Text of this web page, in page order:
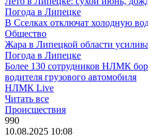
Погода в Липецке
В Сселках отключат холодную
Общество
Жара в Липецкой области
Погода в Липецке
Более 130 сотрудников НЛМК
водителя грузового автомобиля
НЛМК Live
Читать все
Происшествия
990
10.08.2025 10:08